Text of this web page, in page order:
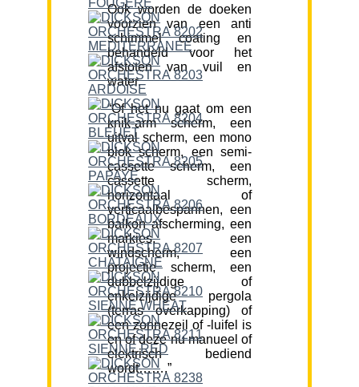
Ook worden de doeken
voorzien van een anti
schimmel coating en
behandeld voor het
afstoten van vuil en
water.
“Of het nu gaat om een
knik-arm scherm, een
uitval scherm, een mono
blok scherm, een semi-
cassette scherm, een
cassette scherm,
horizontaal of
verticaalbespannen, een
balkon afscherming, een
markies, een
windscherm, een
projectie scherm, een
dubbelzijdige of
enkelzijdige pergola
(terras overkapping) of
een zonnezeil of -luifel is
en of deze nu manueel of
elektrisch bediend
wordt…….”